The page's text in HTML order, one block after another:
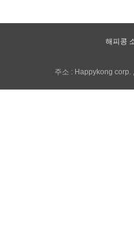
해피콩
주소 : Happykong